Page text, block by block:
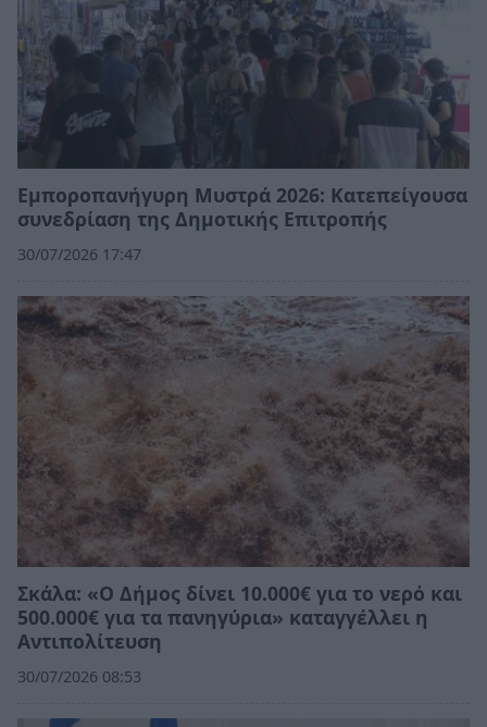
Εμποροπανήγυρη Μυστρά 2026: Κατεπείγουσα
συνεδρίαση της Δημοτικής Επιτροπής
30/07/2026 17:47
Σκάλα: «Ο Δήμος δίνει 10.000€ για το νερό και
500.000€ για τα πανηγύρια» καταγγέλλει η
Αντιπολίτευση
30/07/2026 08:53